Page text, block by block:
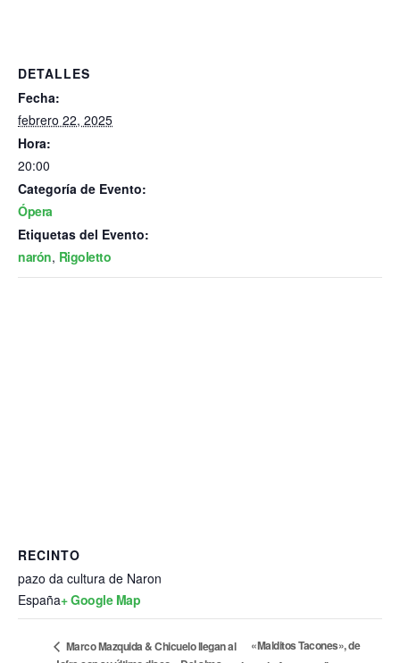
DETALLES
Fecha:
febrero 22, 2025
Hora:
20:00
Categoría de Evento:
Ópera
Etiquetas del Evento:
narón, Rigoletto
RECINTO
pazo da cultura de Naron
España+ Google Map
Marco Mazquida & Chicuelo llegan al
«Malditos Tacones», de